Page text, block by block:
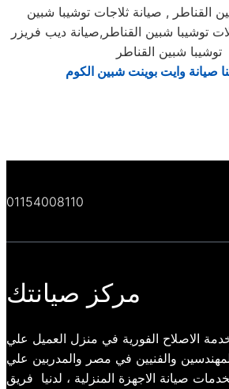
القناطر , صيانة ثلاجات توشيبا شبين
توشيبا شبين القناطر,صيانة ديب فريزر
توشيبا شبين القناطر
صيانة وايت بوينت شبين الكوم
01154008110
مركز صيانتك
الاصلاح الفورية في منزل العميل علي
والفنيين في مصر والمدربين علي
صيانة الاجهزة المنزلية ، لدنيا فريق